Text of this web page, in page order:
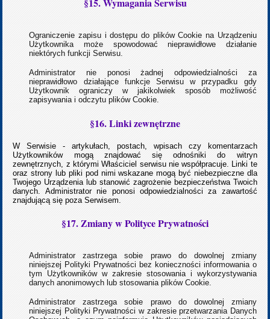
Ograniczenie zapisu i dostępu do plików Cookie na Urządzeniu
Użytkownika może spowodować nieprawidłowe działanie
niektórych funkcji Serwisu.
Administrator nie ponosi żadnej odpowiedzialności za
nieprawidłowo działające funkcje Serwisu w przypadku gdy
Użytkownik ograniczy w jakikolwiek sposób możliwość
zapisywania i odczytu plików Cookie.
§16. Linki zewnętrzne
W Serwisie - artykułach, postach, wpisach czy komentarzach
Użytkowników mogą znajdować się odnośniki do witryn
zewnętrznych, z którymi Właściciel serwisu nie współpracuje. Linki te
oraz strony lub pliki pod nimi wskazane mogą być niebezpieczne dla
Twojego Urządzenia lub stanowić zagrożenie bezpieczeństwa Twoich
danych. Administrator nie ponosi odpowiedzialności za zawartość
znajdującą się poza Serwisem.
§17. Zmiany w Polityce Prywatności
Administrator zastrzega sobie prawo do dowolnej zmiany
niniejszej Polityki Prywatności bez konieczności informowania o
tym Użytkowników w zakresie stosowania i wykorzystywania
danych anonimowych lub stosowania plików Cookie.
Administrator zastrzega sobie prawo do dowolnej zmiany
niniejszej Polityki Prywatności w zakresie przetwarzania Danych